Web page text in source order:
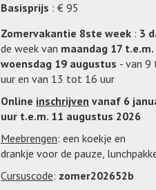
Basisprijs : € 95
Zomervakantie 8ste week : 3
de week van maandag 17 t.e.m.
woensdag 19 augustus - van
uur en van 13 tot 16 uur
Online inschrijven vanaf 6
uur t.e.m. 11 augustus 2026
Meebrengen: een koekje en
drankje voor de pauze,
Cursuscode: zomer202652b